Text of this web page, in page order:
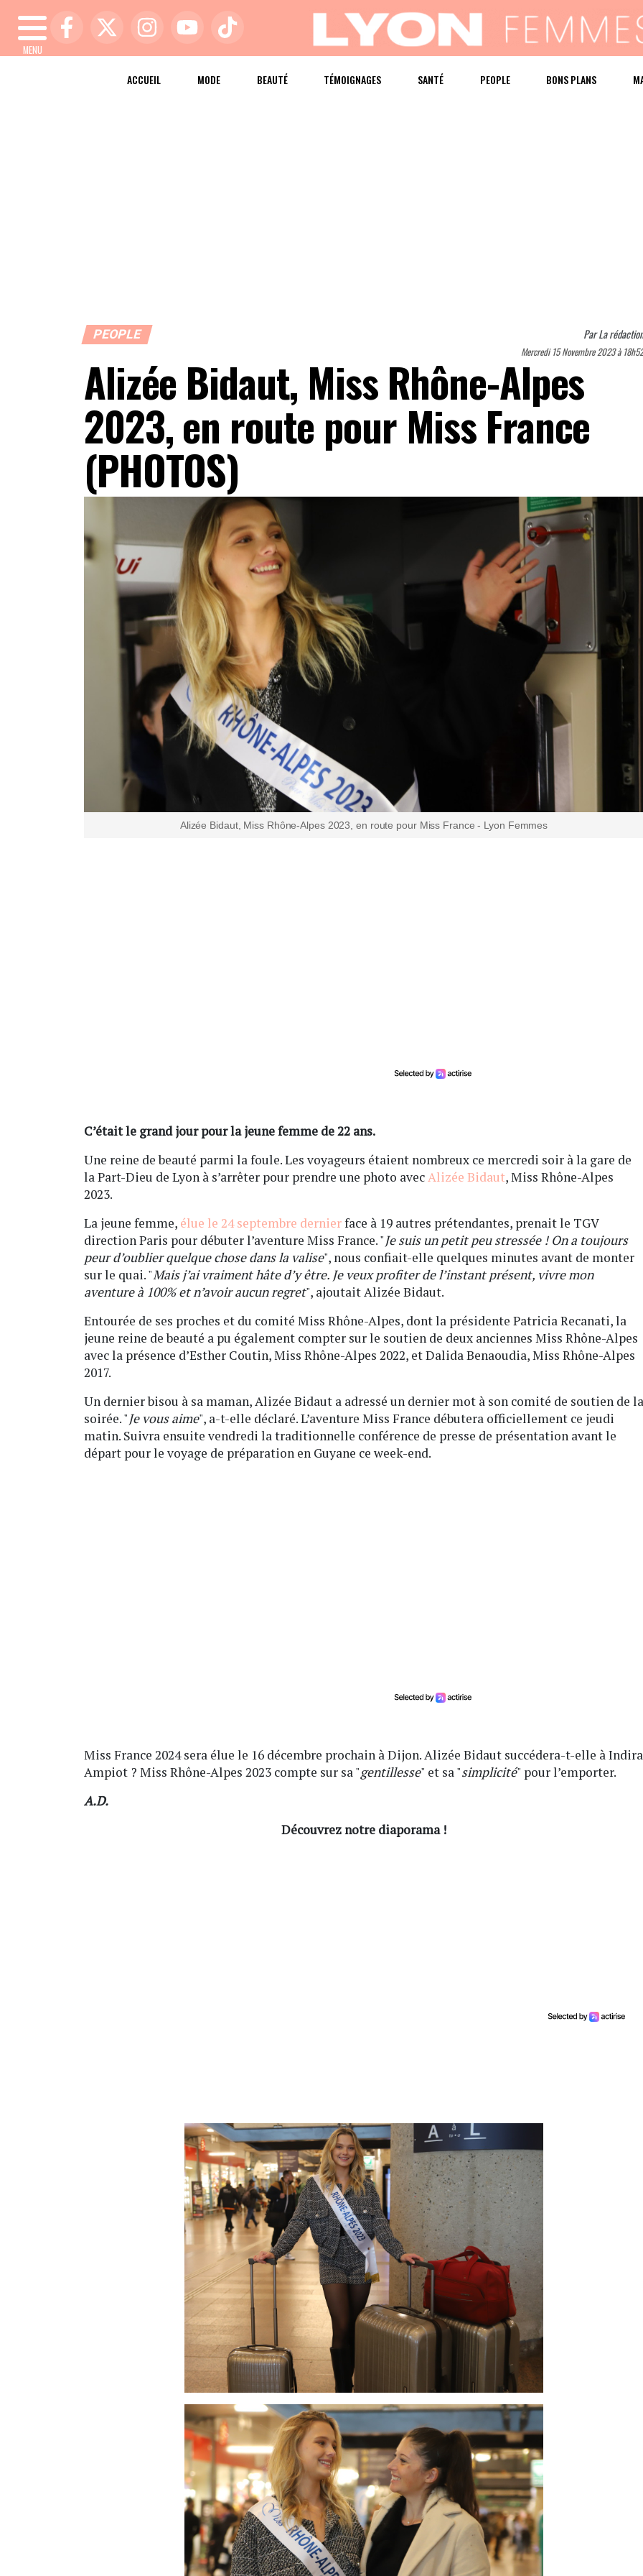
MENU
ACCUEIL MODE BEAUTÉ TÉMOIGNAGES SANTÉ PEOPLE BONS PLANS
PEOPLE ParLa rédaction
Mercredi 15 Novembre 2023 à 18h52
Alizée Bidaut, Miss Rhône-Alpes
2023, en route pour Miss France
(PHOTOS)
Alizée Bidaut, Miss Rhône-Alpes 2023, en route pour Miss France - Lyon Femmes
C’était le grand jour pour la jeune femme de 22 ans.
Une reine de beauté parmi la foule. Les voyageurs étaient nombreux ce mercredi soir à la gare de
la Part-Dieu de Lyon à s’arrêter pour prendre une photo avecAlizée Bidaut, Miss Rhône-Alpes
2023.
La jeune femme, élue le 24 septembre dernierface à 19 autres prétendantes, prenait le TGV
direction Paris pour débuter l’aventure Miss France. "Je suis un petit peu stressée ! On a toujours
peur d’oublier quelque chose dans la valise", nous confiait-elle quelques minutes avant de monter
sur le quai. "Mais j’ai vraiment hâte d’y être. Je veux profiter de l’instant présent, vivre mon
aventure à 100% et n’avoir aucun regret", ajoutait Alizée Bidaut.
Entourée de ses proches et du comité Miss Rhône-Alpes, dont la présidente Patricia Recanati, la
jeune reine de beauté a pu également compter sur le soutien de deux anciennes Miss Rhône-Alpes
avec la présence d’Esther Coutin, Miss Rhône-Alpes 2022, et Dalida Benaoudia, Miss Rhône-Alpes
2017.
Un dernier bisou à sa maman, Alizée Bidaut a adressé un dernier mot à son comité de soutien de la
soirée. "Je vous aime", a-t-elle déclaré. L’aventure Miss France débutera officiellement ce jeudi
matin. Suivra ensuite vendredi la traditionnelle conférence de presse de présentation avant le
départ pour le voyage de préparation en Guyane ce week-end.
Miss France 2024 sera élue le 16 décembre prochain à Dijon. Alizée Bidaut succédera-t-elle à Indira
Ampiot ? Miss Rhône-Alpes 2023 compte sur sa "gentillesse" et sa "simplicité" pour l’emporter.
A.D.
Découvrez notre diaporama !